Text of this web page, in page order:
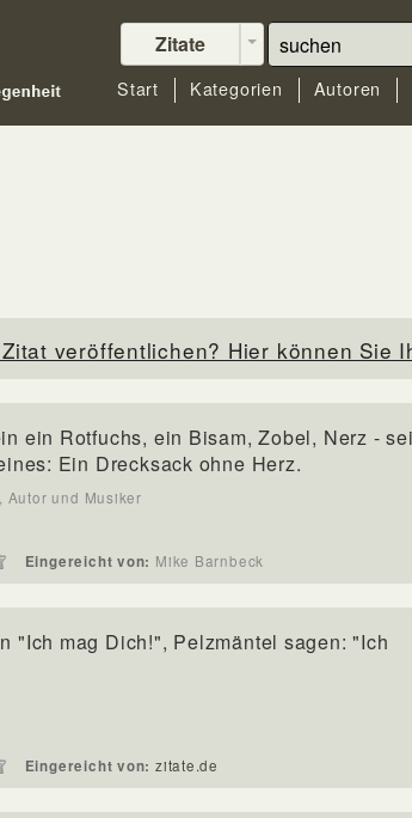
Zitate
Start Kategorien Autoren
veröffentlichen? Hier können Sie
ein Rotfuchs, ein Bisam, Zobel, Nerz -
Ein Drecksack ohne Herz.
Autor und Musiker
Eingereicht von: Mike Barnbeck
"Ich mag Dich!", Pelzmäntel sagen: "Ich
Eingereicht von: zitate.de